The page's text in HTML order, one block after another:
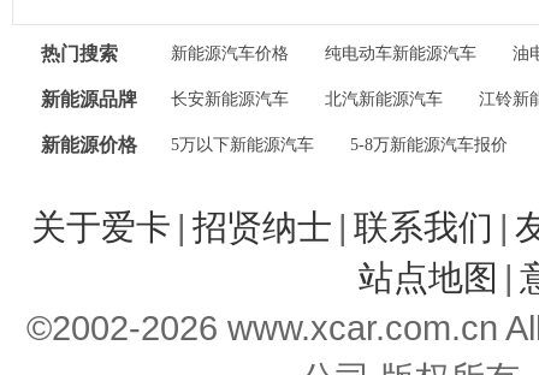
热门搜索 新能源汽车价格 纯电动车新能源汽车 油
新能源品牌 长安新能源汽车 北汽新能源汽车 江铃新
新能源价格 5万以下新能源汽车 5-8万新能源汽车报价
关于爱卡 | 招贤纳士 | 联系我们 |
站点地图 |
©2002-2026 www.xcar.com.cn